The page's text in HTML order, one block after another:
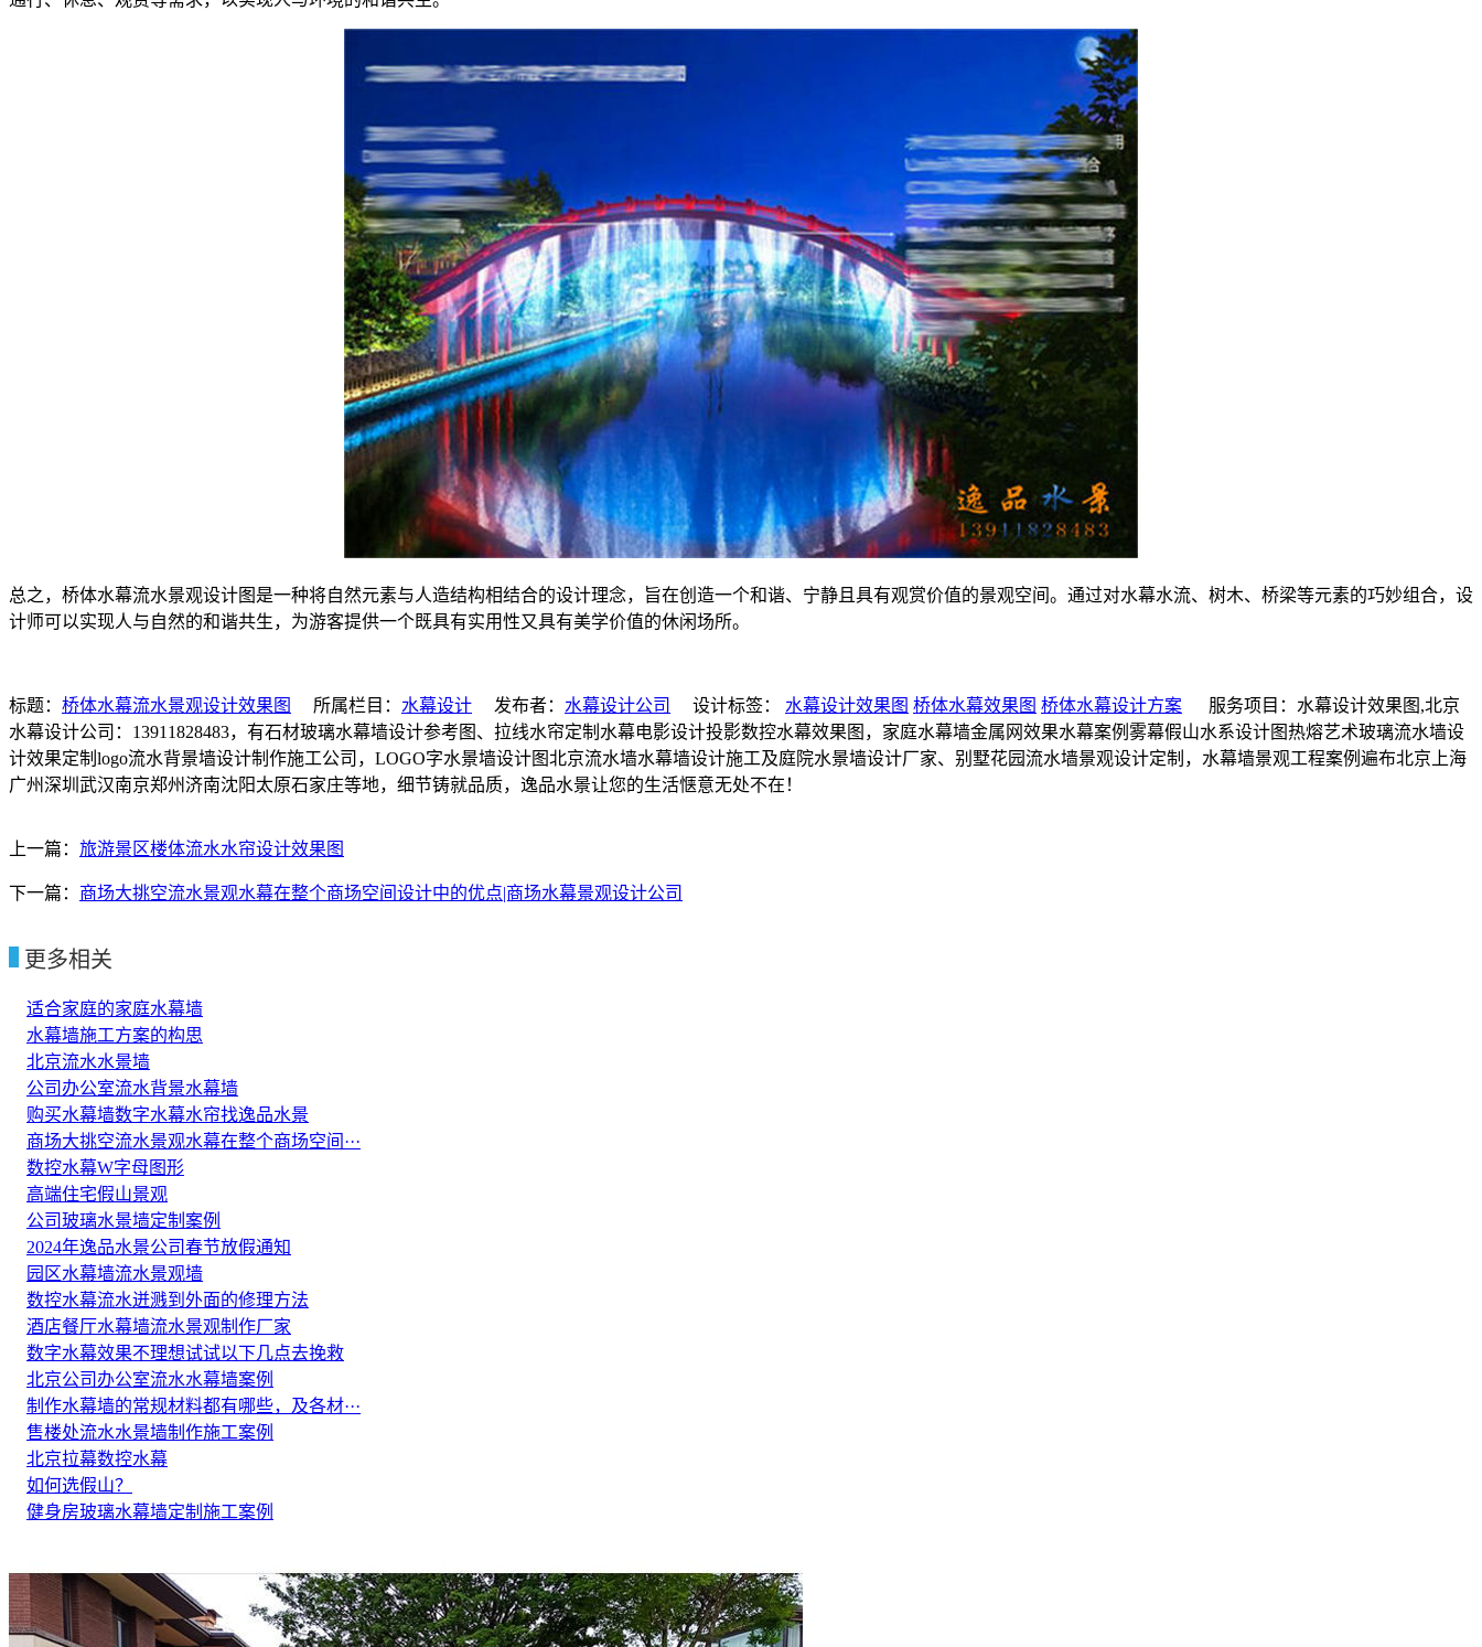
总之，桥体水幕流水景观设计图是一种将自然元素与人造结构相结合的设计理念，旨在创造一个和谐、宁静且具有观赏价值的景观空间。通过对水幕水流、树木、桥梁等元素的巧妙组合，设
计师可以实现人与自然的和谐共生，为游客提供一个既具有实用性又具有美学价值的休闲场所。
标题： 桥体水幕流水景观设计效果图 所属栏目： 水幕设计 发布者： 水幕设计公司 设计标签： 水幕设计效果图 桥体水幕效果图 桥体水幕设计方案 服务项目：水幕设计效果图,北京
水幕设计公司：13911828483，有石材玻璃水幕墙设计参考图、拉线水帘定制水幕电影设计投影数控水幕效果图，家庭水幕墙金属网效果水幕案例雾幕假山水系设计图热熔艺术玻璃流水墙设
计效果定制logo流水背景墙设计制作施工公司，LOGO字水景墙设计图北京流水墙水幕墙设计施工及庭院水景墙设计厂家、别墅花园流水墙景观设计定制，水幕墙景观工程案例遍布北京上海
广州深圳武汉南京郑州济南沈阳太原石家庄等地，细节铸就品质，逸品水景让您的生活惬意无处不在！
上一篇： 旅游景区楼体流水水帘设计效果图
下一篇： 商场大挑空流水景观水幕在整个商场空间设计中的优点|商场水幕景观设计公司
更多相关
适合家庭的家庭水幕墙
水幕墙施工方案的构思
北京流水水景墙
公司办公室流水背景水幕墙
购买水幕墙数字水幕水帘找逸品水景
商场大挑空流水景观水幕在整个商场空间···
数控水幕W字母图形
高端住宅假山景观
公司玻璃水景墙定制案例
2024年逸品水景公司春节放假通知
园区水幕墙流水景观墙
数控水幕流水迸溅到外面的修理方法
酒店餐厅水幕墙流水景观制作厂家
数字水幕效果不理想试试以下几点去挽救
北京公司办公室流水水幕墙案例
制作水幕墙的常规材料都有哪些，及各材···
售楼处流水水景墙制作施工案例
北京拉幕数控水幕
如何选假山？
健身房玻璃水幕墙定制施工案例